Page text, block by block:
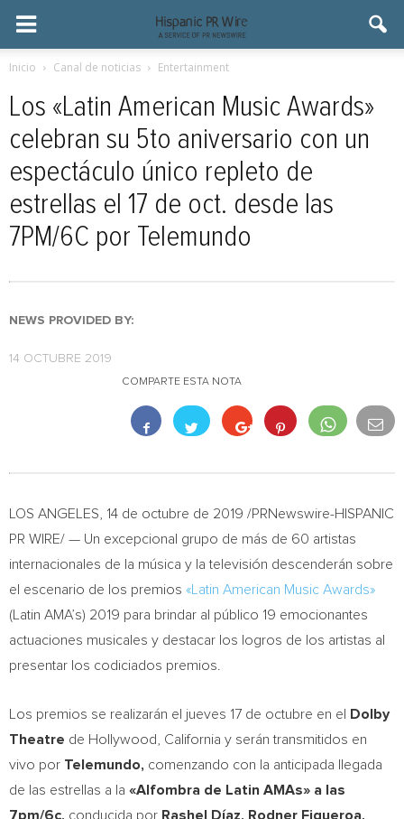
Inicio Canal de noticias Entertainment
Los «Latin American Music Awards»
celebran su 5to aniversario con un
espectáculo único repleto de
estrellas el 17 de oct. desde las
7PM/6C por Telemundo
NEWS PROVIDED BY:
14 OCTUBRE 2019
COMPARTE ESTA NOTA
LOS ANGELES , 14 de octubre de 2019 /PRNewswire-HISPANIC
PR WIRE/ — Un excepcional grupo de más de 60 artistas
internacionales de la música y la televisión descenderán sobre
el escenario de los premios «Latin American Music Awards»
(Latin AMA’s) 2019 para brindar al público 19 emocionantes
actuaciones musicales y destacar los logros de los artistas al
presentar los codiciados premios.
Los premios se realizarán el jueves 17 de octubre en el
Dolby
Theatre de Hollywood, California y serán transmitidos en
vivo por Telemundo, comenzando con la anticipada llegada
de las estrellas a la «Alfombra de Latin AMAs» a las
7pm/6c, conducida por Rashel Díaz, Rodner Figueroa,